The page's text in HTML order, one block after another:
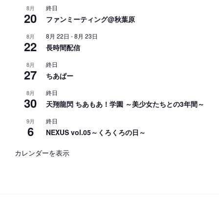
8月
20
終日
ファンミーティング@秋葉原
8月
22
8月 22日 -8月 23日
長時間配信
8月
27
終日
ちあぱー
8月
30
終日
天翔龍閃 ちあもあ！学園 ～美少女たちとの3年間～
9月
6
終日
NEXUS vol.05～くろくろの日～
カレンダーを表示